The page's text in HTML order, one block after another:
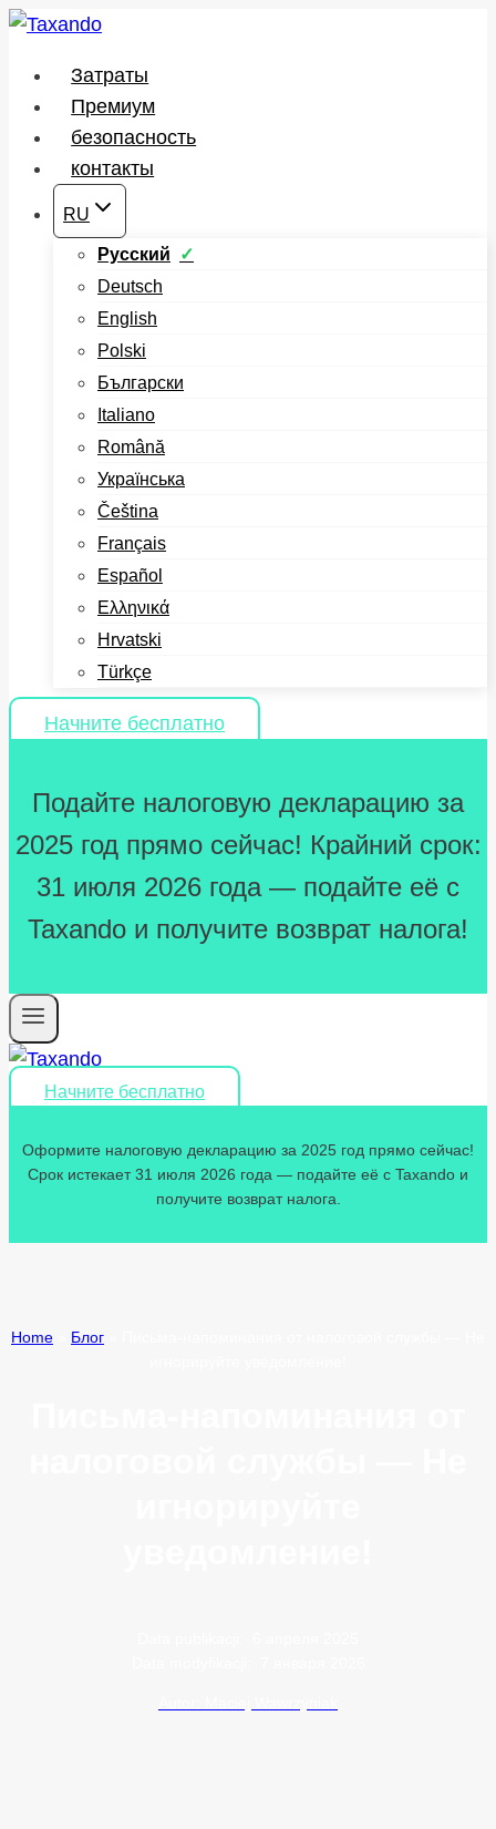
Перейти
содержимому
Затраты
Премиум
безопасность
контакты
RU
Русский
Deutsch
English
Polski
Български
Italiano
Română
Українська
Čeština
Français
Español
Ελληνικά
Hrvatski
Türkçe
Начните бесплатно
Подайте налоговую декларацию за
2025 год прямо сейчас! Крайний срок:
31 июля 2026 года — подайте её с
Taxando и получите возврат налога!
Начните бесплатно
Оформите налоговую декларацию за 2025 год прямо сейчас!
Срок истекает 31 июля 2026 года — подайте её с Taxando и
получите возврат налога.
Home Блог